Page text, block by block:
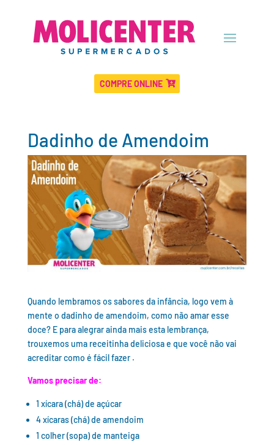
COMPRE ONLINE
Dadinho de Amendoim
Quando lembramos os sabores da infância, logo vem à
mente o dadinho de amendoim, como não amar esse
doce? E para alegrar ainda mais esta lembrança,
trouxemos uma receitinha deliciosa e que você não vai
acreditar como é fácil fazer .
Vamos precisar de:
1 xícara (chá) de açúcar
4 xícaras (chá) de amendoim
1 colher (sopa) de manteiga